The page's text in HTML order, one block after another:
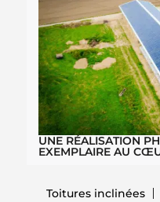
UNE RÉALISATION
EXEMPLAIRE AU
Toitures inclinées